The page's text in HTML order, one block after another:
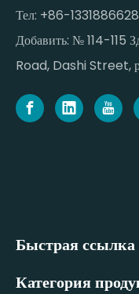
Тел: +86-
Добавить: № 114-
Road, Dashi Street,
Быстрая ссылка
Категория